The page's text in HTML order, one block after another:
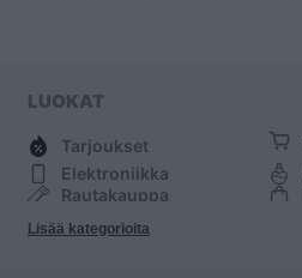
LUOKAT
Tarjoukset
Elektroniikka
Rautakauppa
Urheilu
Lisää kategorioita